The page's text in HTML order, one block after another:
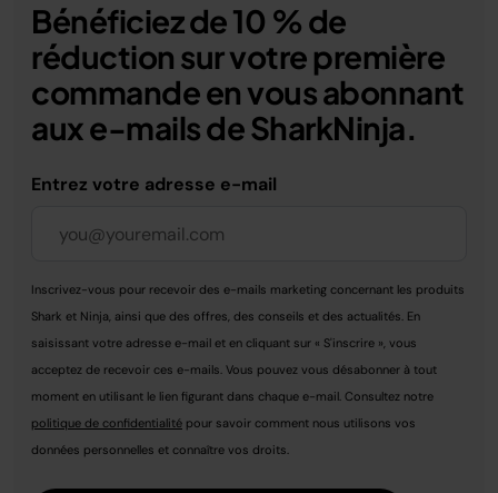
Bénéficiez de 10 % de
réduction sur votre première
commande en vous abonnant
aux e-mails de SharkNinja.
Entrez votre adresse e-mail
Inscrivez-vous pour recevoir des e-mails marketing concernant les produits
Shark et Ninja, ainsi que des offres, des conseils et des actualités. En
saisissant votre adresse e-mail et en cliquant sur « S'inscrire », vous
acceptez de recevoir ces e-mails. Vous pouvez vous désabonner à tout
moment en utilisant le lien figurant dans chaque e-mail. Consultez notre
politique de confidentialité pour savoir comment nous utilisons vos
données personnelles et connaître vos droits.